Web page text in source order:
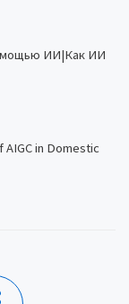
ИИ|Как ИИ
in Domestic